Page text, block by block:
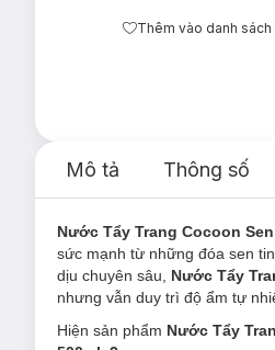
Thêm vào danh sách
Mô tả Thông số
Nước Tẩy Trang Cocoon
sức mạnh từ những đóa sen
dịu chuyên sâu, Nước Tẩy
nhưng vẫn duy trì độ ẩm tự
Hiện sản phẩm Nước Tẩy